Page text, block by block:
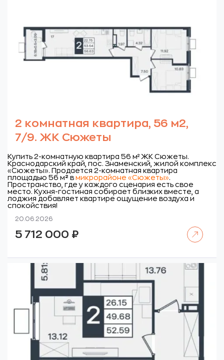
2 комнатная квартира, 56 м2,
7/9. ЖК Сюжеты
Купить 2-комнатную квартира 56 м² ЖК Сюжеты.
Краснодарский край, пос. Знаменский, жилой комплекс
«Сюжеты». Продается 2-комнатная квартира
площадью 56 м² в микрорайоне «Сюжеты».
Пространство, где у каждого сценария есть свое
место. Кухня-гостиная собирает близких вместе, а
лоджия добавляет квартире ощущение воздуха и
спокойствия!
20.06.2026
5 712 000 ₽